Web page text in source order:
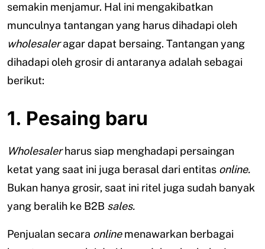
semakin menjamur. Hal ini mengakibatkan
munculnya tantangan yang harus dihadapi oleh
wholesaleragar dapat bersaing. Tantangan yang
dihadapi oleh grosir di antaranya adalah sebagai
berikut:
1. Pesaing baru
Wholesalerharus siap menghadapi persaingan
ketat yang saat ini juga berasal dari entitas online.
Bukan hanya grosir, saat ini ritel juga sudah banyak
yang beralih ke B2B sales.
Penjualan secara onlinemenawarkan berbagai